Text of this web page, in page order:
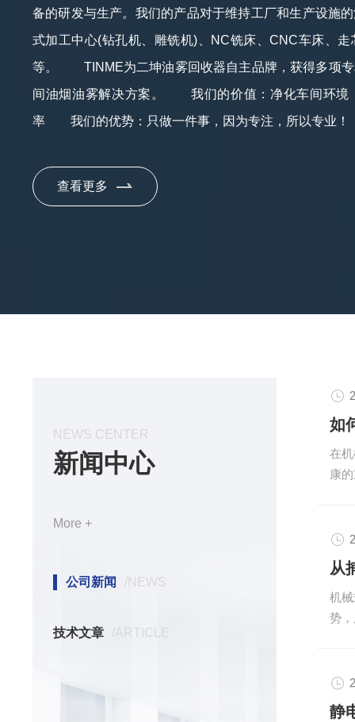
备的研发与生产。我们的产品对于维持工厂和生产设施
式加工中心(钻孔机、雕铣机)、NC铣床、CNC车床、
等。 TINME为二坤油雾回收器自主品牌，获得多项
间油烟油雾解决方案。 我们的价值：净化车间环境
率 我们的优势：只做一件事，因为专注，所以专业！
查看更多
NEWS CENTER
新闻中心
More +
公司新闻 /NEWS
技术文章 /ARTICLE
如
在
康
先
在
力
载
不
机
势
不
无